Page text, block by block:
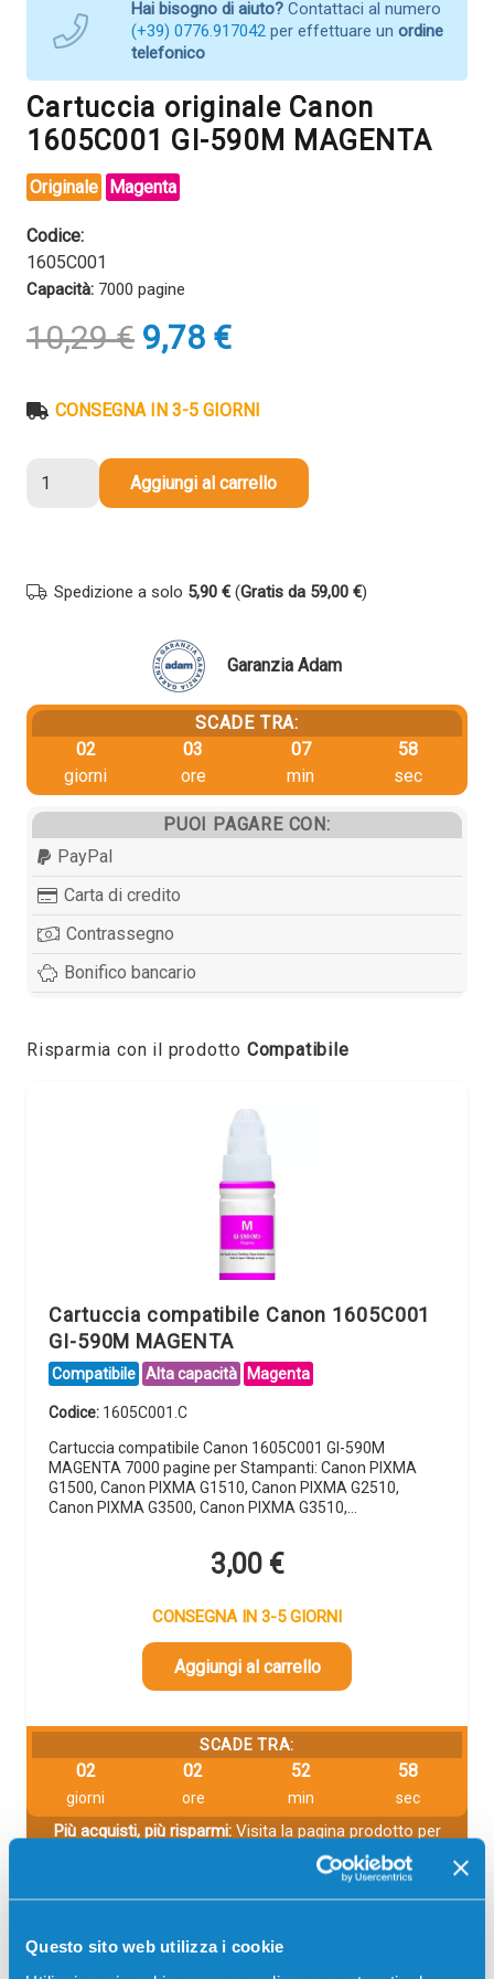
Questo sito web utilizza i cookie
Hai bisogno di aiuto? Contattaci al numero
(+39) 0776.917042 per effettuare un ordine
telefonico
Cartuccia originale Canon
1605C001 GI-590M MAGENTA
Originale Magenta
Codice:
1605C001
Capacità: 7000 pagine
10,29€ Il
prezzo
era:
9,78 €Il
prezzo
è:
CONSEGNA IN 3-5 GIORNI
590M
Aggiungi al carrello
Spedizione a solo 5,90 € (Gratis da 59,00 €)
Garanzia Adam
SCADE TRA:
02
giorni
03
ore
07
min
57
sec
PUOI PAGARE CON:
PayPal
Carta di credito
Contrassegno
Bonifico bancario
Risparmia con il prodotto Compatibile
Cartuccia compatibile Canon 1605C001
GI-590M MAGENTA
Compatibile Alta capacità Magenta
Codice: 1605C001.C
Cartuccia compatibile Canon 1605C001 GI-590M
MAGENTA 7000 pagine per Stampanti: Canon PIXMA
G1500, Canon PIXMA G1510, Canon PIXMA G2510,
Canon PIXMA G3500, Canon PIXMA G3510,…
3,00 €
CONSEGNA IN 3-5 GIORNI
Aggiungi al carrello
SCADE TRA:
02
giorni
02
ore
52
min
57
sec
Più acquisti, più risparmi:Visita la pagina prodotto per
visualizzare l'offerta